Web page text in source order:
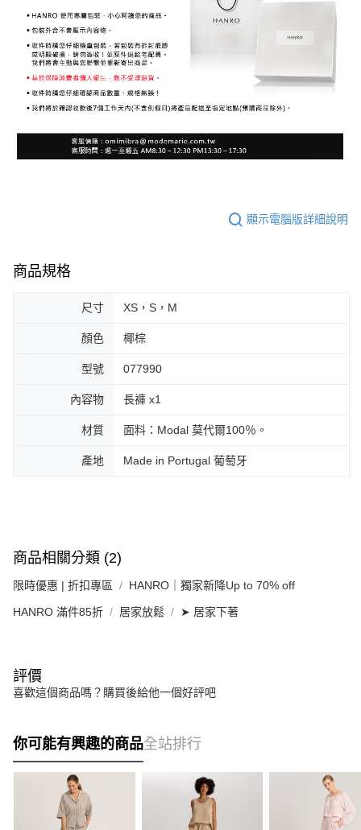
顯示電腦版詳細說明
商品規格
尺寸 XS，S，M
顏色 椰棕
型號 077990
內容物 長褲 x1
材質 面料：Modal 莫代爾100％。
產地 Made in Portugal 葡萄牙
商品相關分類 (2)
限時優惠 | 折扣專區 HANRO｜獨家新降Up to 70% off
HANRO 滿件85折 居家放鬆 ➤ 居家下著
評價
喜歡這個商品嗎？購買後給他一個好評吧
你可能有興趣的商品全站排行